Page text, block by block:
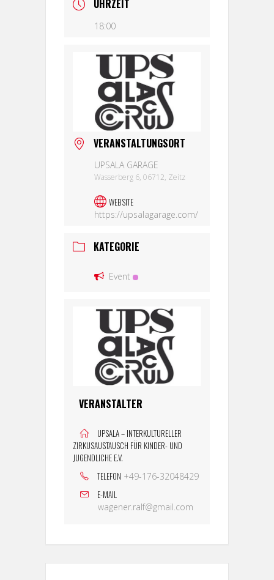
UHRZEIT
18:00
VERANSTALTUNGSORT
UPSALA GARAGE
Wasserberg 6, 06712, Zeitz
WEBSITE
https://upsalagarage.com/
KATEGORIE
Event
VERANSTALTER
UPSALA – INTERKULTURELLER
ZIRKUSAUSTAUSCH FÜR KINDER- UND
JUGENDLICHE E.V.
TELEFON +49-176-32048429
E-MAIL
wagener.ralf@gmail.com